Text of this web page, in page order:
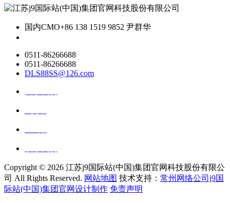
国内CMO+86 138 1519 9852 尹群华
0511-86266688
0511-86266688
DLS88SS@126.com
Copyright © 2026 江苏j9国际站(中国)集团官网科技股份有限公
司 All Rights Reserved. 网站地图 技术支持： 常州网络公司j9国
际站(中国)集团官网设计制作 免责声明